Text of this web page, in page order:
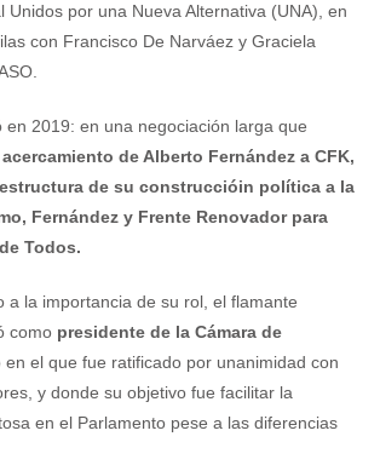
Unidos por una Nueva Alternativa (UNA), en
con Francisco De Narváez y Graciela
en 2019: en una negociación larga que
acercamiento de Alberto Fernández a CFK,
de su construccióin política a la
Fernández y Frente Renovador para
Todos.
a la importancia de su rol, el flamante
como presidente de la Cámara de
en el que fue ratificado por unanimidad con
y donde su objetivo fue facilitar la
en el Parlamento pese a las diferencias